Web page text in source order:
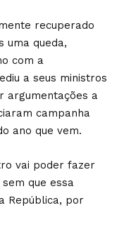
recuperado
uma queda,
com a
a seus ministros
argumentações a
campanha
ano que vem.
vai poder fazer
que essa
República, por